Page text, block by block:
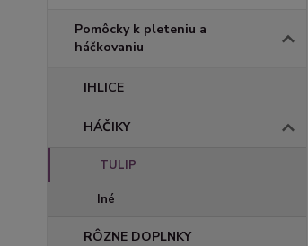
Pomôcky k pleteniu a
háčkovaniu
IHLICE
HÁČIKY
TULIP
Iné
RÔZNE DOPLNKY